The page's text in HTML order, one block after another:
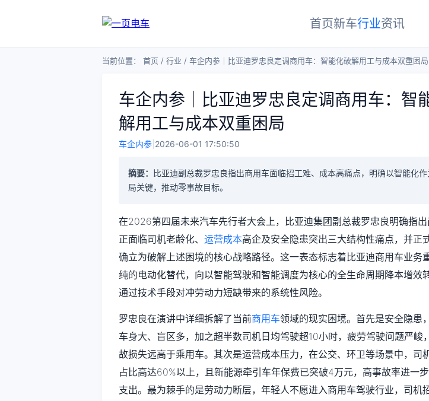
首页新车行业资讯
当前位置： 首页 / 行业 / 车企内参｜比亚迪罗忠良定调商用车：智能化破解用工与成本双重困局
车企内参｜比亚迪罗忠良定调商用车：智
解用工与成本双重困局
车企内参 2026-06-01 17:50:50
摘要：
比亚迪副总裁罗忠良指出商用车面临招工难、成本高痛点，明确以智能化
局关键，推动零事故目标。
在2026第四届未来汽车先行者大会上，比亚迪集团副总裁罗忠良明确指
正面临司机老龄化、 运营成本高企及安全隐患突出三大结构性痛点，并正
确立为破解上述困境的核心战略路径。这一表态标志着比亚迪商用车业务
纯的电动化替代，向以智能驾驶和智能调度为核心的全生命周期降本增效
通过技术手段对冲劳动力短缺带来的系统性风险。
罗忠良在演讲中详细拆解了当前商用车领域的现实困境。首先是安全隐患
车身大、盲区多，加之超半数司机日均驾驶超10小时，疲劳驾驶问题严峻
故损失远高于乘用车。其次是运营成本压力，在公交、环卫等场景中，司
占比高达60%以上，且新能源牵引车年保费已突破4万元，高事故率进一
支出。最为棘手的是劳动力断层，年轻人不愿进入商用车驾驶行业，司机